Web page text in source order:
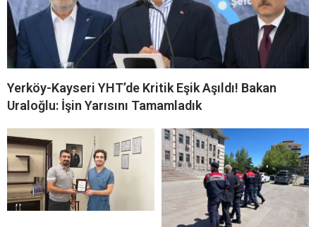
Yerköy-Kayseri YHT’de Kritik Eşik Aşıldı! Bakan
Uraloğlu: İşin Yarısını Tamamladık